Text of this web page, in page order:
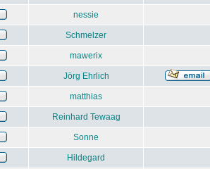
nessie
Schmelzer
mawerix
Jörg Ehrlich
matthias
Reinhard Tewaag
Sonne
Hildegard